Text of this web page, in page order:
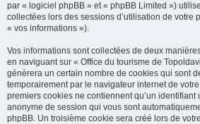
par « logiciel phpBB » et « phpBB Limited »)
collectées lors des sessions d’utilisation de votre
« vos informations »).
Vos informations sont collectées de deux
en naviguant sur « Office du tourisme de
génèrera un certain nombre de cookies qui sont
temporairement par le navigateur internet de
premiers cookies ne contiennent qu’un
anonyme de session qui vous sont
phpBB. Un troisième cookie sera créé lors de